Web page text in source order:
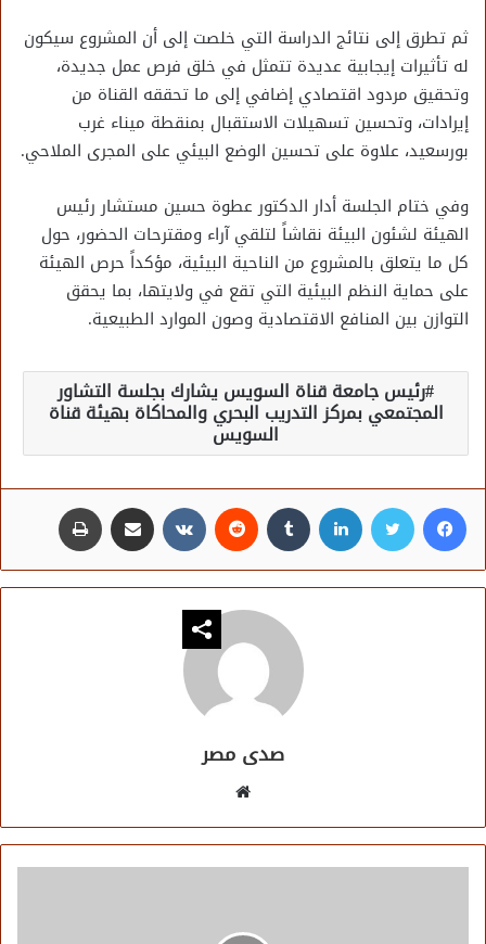
ثم تطرق إلى نتائج الدراسة التي خلصت إلى أن المشروع سيكون
له تأثيرات إيجابية عديدة تتمثل في خلق فرص عمل جديدة،
وتحقيق مردود اقتصادي إضافي إلى ما تحققه القناة من
إيرادات، وتحسين تسهيلات الاستقبال بمنقطة ميناء غرب
بورسعيد، علاوة على تحسين الوضع البيئي على المجرى الملاحي.
وفي ختام الجلسة أدار الدكتور عطوة حسين مستشار رئيس
الهيئة لشئون البيئة نقاشاً لتلقي آراء ومقترحات الحضور، حول
كل ما يتعلق بالمشروع من الناحية البيئية، مؤكداً حرص الهيئة
على حماية النظم البيئية التي تقع في ولايتها، بما يحقق
التوازن بين المنافع الاقتصادية وصون الموارد الطبيعية.
رئيس جامعة قناة السويس يشارك بجلسة التشاور
المجتمعي بمركز التدريب البحري والمحاكاة بهيئة قناة
السويس
فيسبوك تويتر لينكدإن مشاركة عبر البريد
صدى مصر